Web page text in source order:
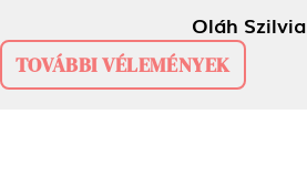
Oláh Szilvia
TOVÁBBI VÉLEMÉNYEK